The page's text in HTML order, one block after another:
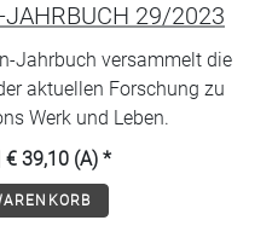
29/2023
Jahrbuch versammelt die
aktuellen Forschung zu
Werk und Leben.
€ 39,10 (A) *